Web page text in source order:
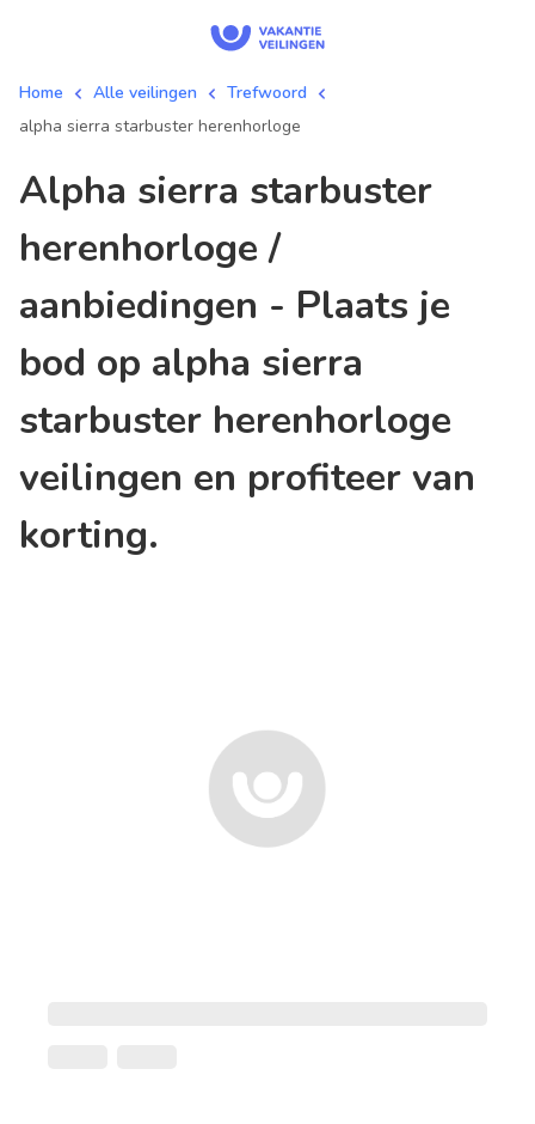
Home Alle veilingen
Trefwoord
alpha sierra starbuster herenhorloge
alpha sierra starbuster
herenhorloge /
aanbiedingen - Plaats je
bod op alpha sierra
starbuster herenhorloge
veilingen en profiteer van
korting.